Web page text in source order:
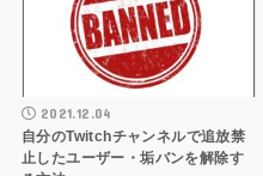
2021.12.04
自分のTwitchチャンネルで追放禁
止したユーザー・垢バンを解除す